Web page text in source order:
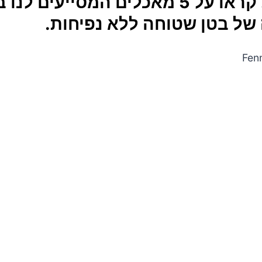
בטן שטוחה ללא נפיחות.